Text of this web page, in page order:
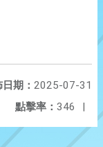
期： 2025-07-31
點擊率： 346 |